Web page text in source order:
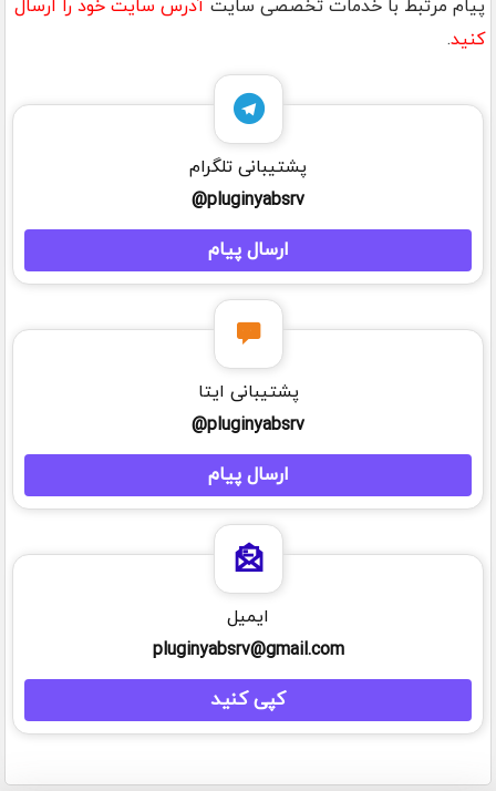
پیام مرتبط با خدمات تخصصی سایت آدرس سایت خود را ارسال
کنید.
پشتیبانی تلگرام
pluginyabsrv@
ارسال پیام
پشتیبانی ایتا
pluginyabsrv@
ارسال پیام
ایمیل
pluginyabsrv@gmail.com
کپی کنید